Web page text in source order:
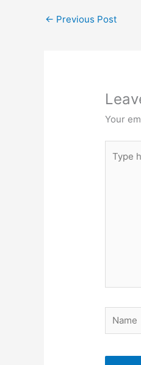
← Previous Post
Your
here..
Name